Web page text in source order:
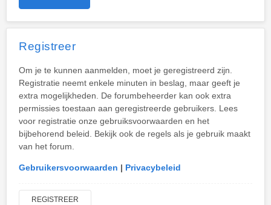
Registreer
Om je te kunnen aanmelden, moet je geregistreerd zijn.
Registratie neemt enkele minuten in beslag, maar geeft je
extra mogelijkheden. De forumbeheerder kan ook extra
permissies toestaan aan geregistreerde gebruikers. Lees
voor registratie onze gebruiksvoorwaarden en het
bijbehorend beleid. Bekijk ook de regels als je gebruik maakt
van het forum.
Gebruikersvoorwaarden | Privacybeleid
REGISTREER